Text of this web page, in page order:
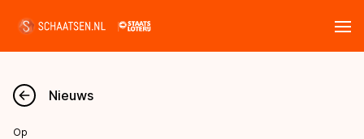
Nieuws
Nieuws
Op